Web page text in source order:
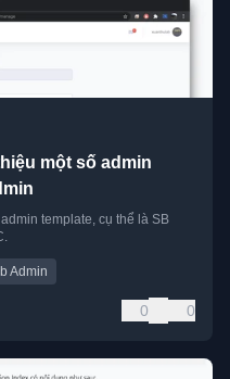
một số admin
template, cụ thể là SB
Admin
0 0